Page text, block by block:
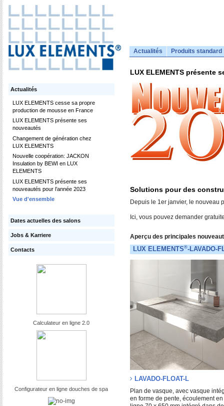
Actualités Produits standard
Actualités
LUX ELEMENTS cesse sa propre
production de mousse en France
LUX ELEMENTS présente ses
nouveautés
Changement de génération chez
LUX ELEMENTS
Nouvelle coopération: JACKON
Insulation by BEWI en LUX
ELEMENTS
LUX ELEMENTS présente ses
nouveautés pour l’année 2023
Vue d'ensemble
Dates actuelles des salons
Jobs & Karriere
Contacts
Calculateur en ligne 2.0
Configurateur en ligne douches de spa
LUX ELEMENTS présente
Solutions pour des
Depuis le 1er janvier, le nouveau
Ici, vous pouvez demander
Aperçu des principales
LUX ELEMENTS®-LAVADO-
LAVADO-FLOAT-L
Plan de vasque, avec vasque
en forme de pente, écoulement en